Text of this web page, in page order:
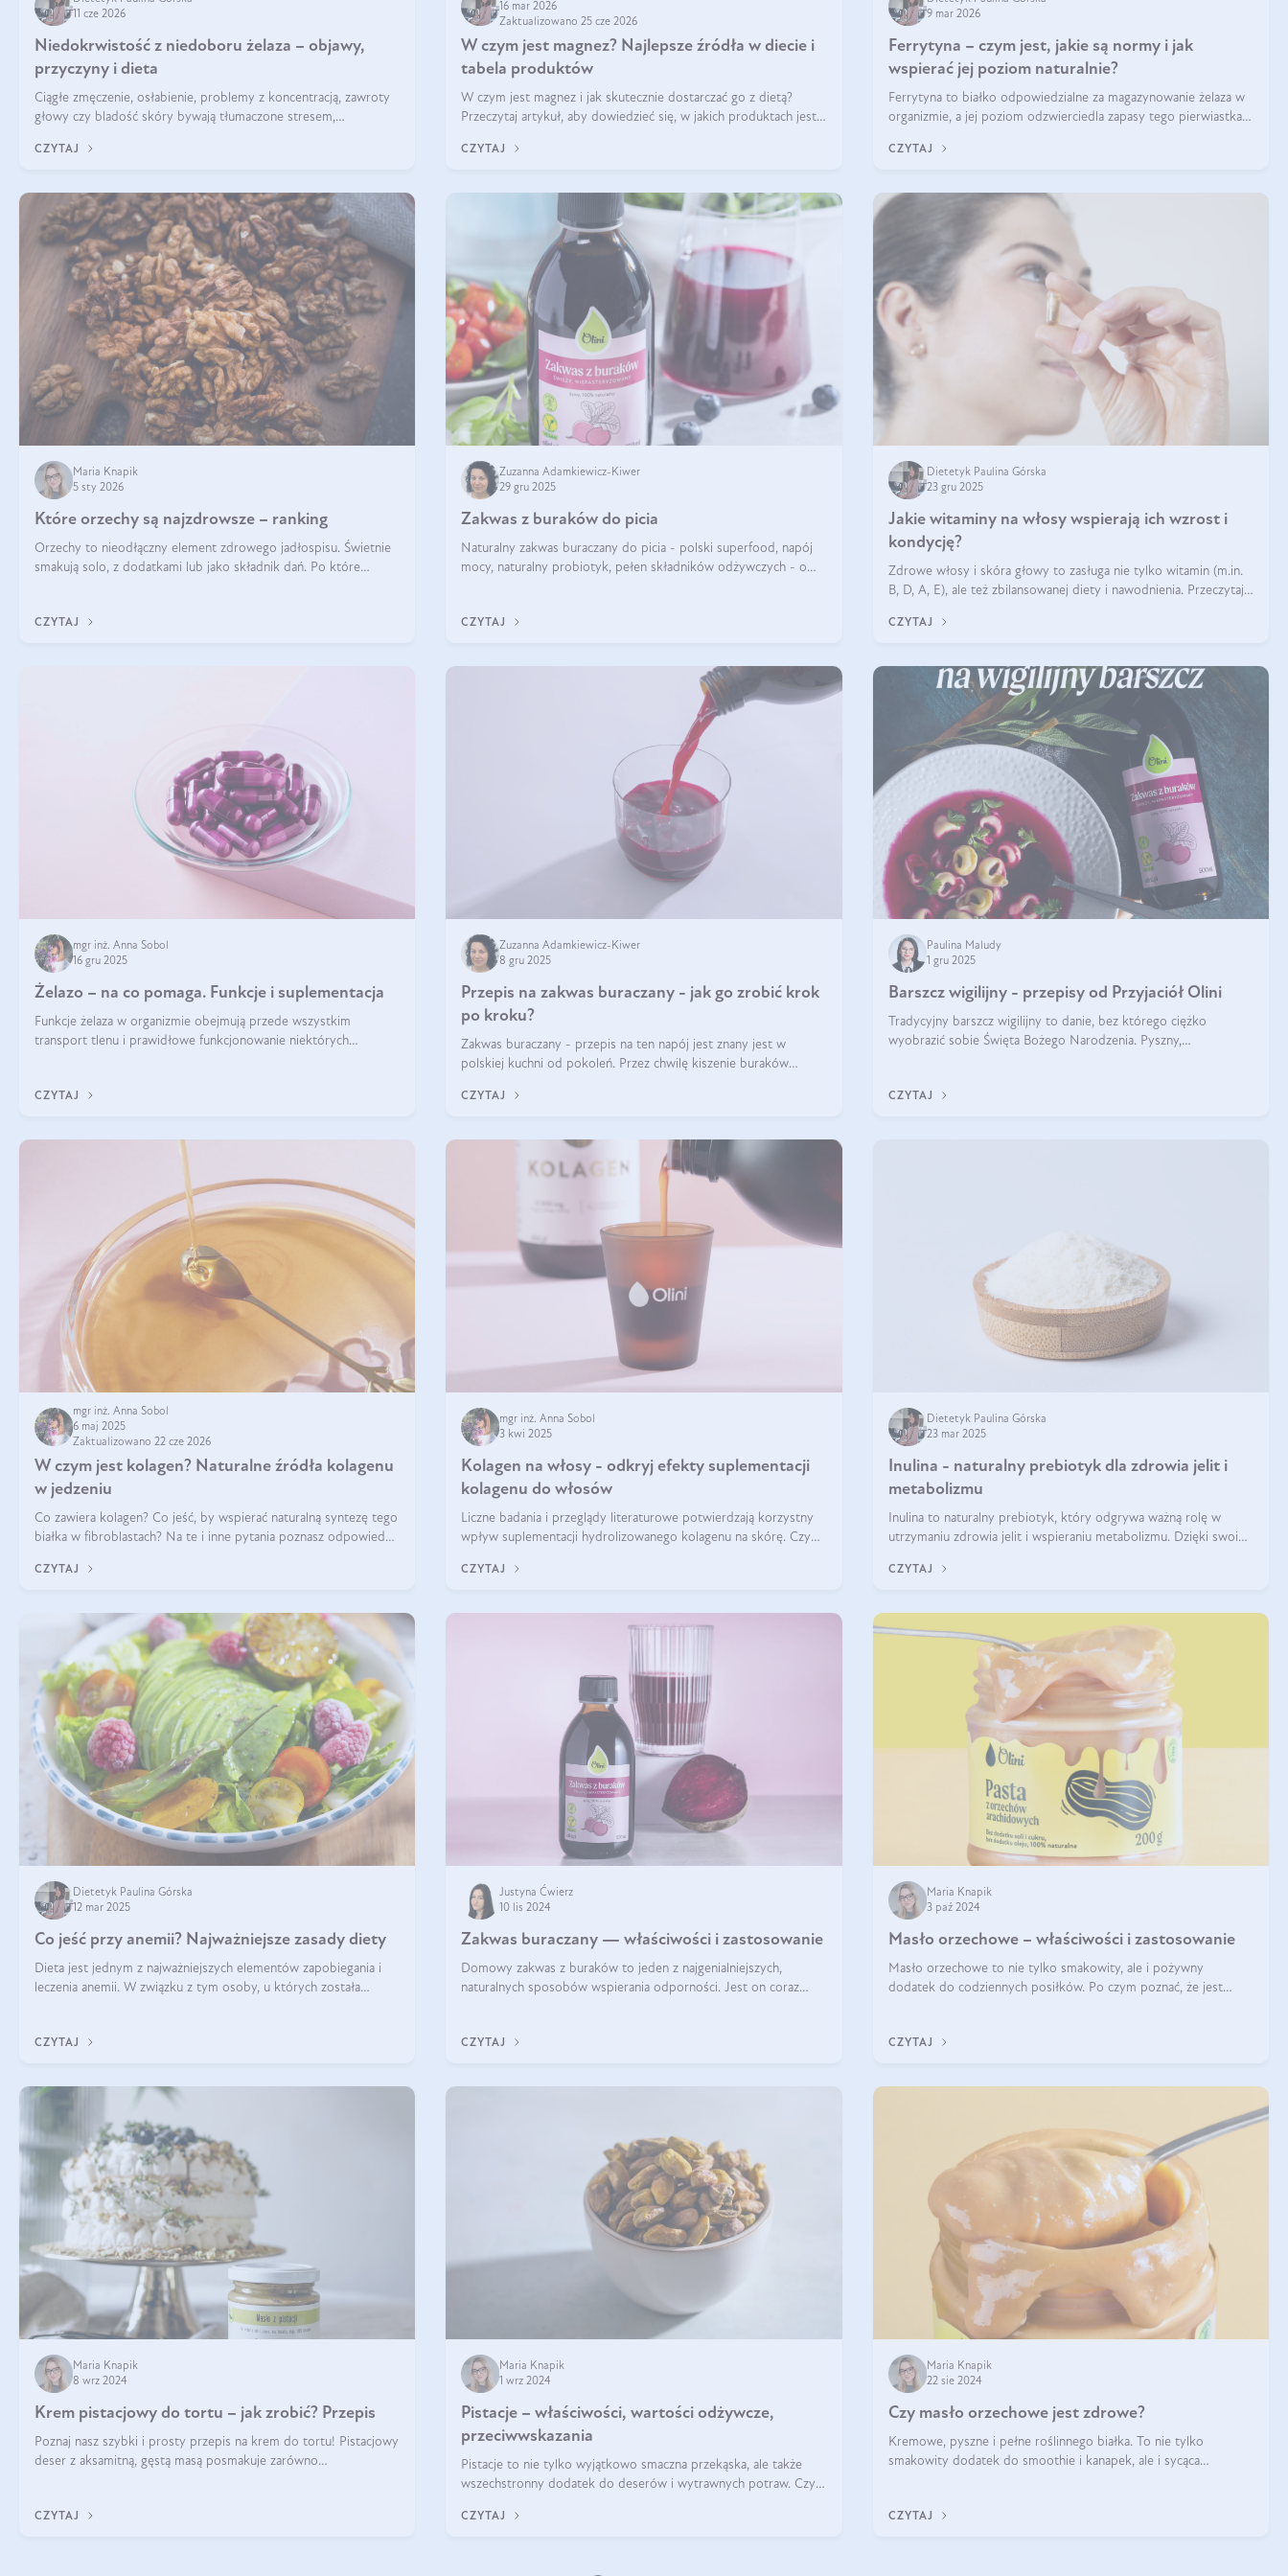
11 cze 2026
Niedokrwistość z niedoboru żelaza – objawy,
przyczyny i dieta
Ciągłe zmęczenie, osłabienie, problemy z koncentracją, zawroty
głowy czy bladość skóry bywają tłumaczone stresem,
może być niedokrwistość z niedoboru żelaza.
CZYTAJ
16 mar 2026
Zaktualizowano 25 cze 2026
W czym jest magnez? Najlepsze źródła w diecie i
tabela produktów
W czym jest magnez i jak skutecznie dostarczać go z dietą?
Przeczytaj artykuł, aby dowiedzieć się, w jakich produktach jest
CZYTAJ
9 mar 2026
Ferrytyna – czym jest, jakie są normy i jak
wspierać jej poziom naturalnie?
Ferrytyna to białko odpowiedzialne za magazynowanie żelaza w
organizmie, a jej poziom odzwierciedla zapasy tego pierwiastka.
ferrytyny daje objawy, które mogą utrudniać codzienne
CZYTAJ
Maria Knapik
5 sty 2026
Które orzechy są najzdrowsze – ranking
Orzechy to nieodłączny element zdrowego jadłospisu. Świetnie
smakują solo, z dodatkami lub jako składnik dań. Po które
CZYTAJ
Zuzanna Adamkiewicz-Kiwer
29 gru 2025
Zakwas z buraków do picia
Naturalny zakwas buraczany do picia - polski superfood, napój
mocy, naturalny probiotyk, pełen składników odżywczych - o
CZYTAJ
Dietetyk Paulina Górska
23 gru 2025
Jakie witaminy na włosy wspierają ich wzrost i
kondycję?
Zdrowe włosy i skóra głowy to zasługa nie tylko witamin (m.in.
B, D, A, E), ale też zbilansowanej diety i nawodnienia. Przeczytaj
wypadanie włosów.
CZYTAJ
mgr inż. Anna Sobol
16 gru 2025
Żelazo – na co pomaga. Funkcje i suplementacja
Funkcje żelaza w organizmie obejmują przede wszystkim
transport tlenu i prawidłowe funkcjonowanie niektórych
etapie życia.
CZYTAJ
Zuzanna Adamkiewicz-Kiwer
8 gru 2025
Przepis na zakwas buraczany - jak go zrobić krok
po kroku?
Zakwas buraczany - przepis na ten napój jest znany jest w
polskiej kuchni od pokoleń. Przez chwilę kiszenie buraków
na fali popularności na
CZYTAJ
Paulina Maludy
1 gru 2025
Barszcz wigilijny - przepisy od Przyjaciół Olini
Tradycyjny barszcz wigilijny to danie, bez którego ciężko
wyobrazić sobie Święta Bożego Narodzenia. Pyszny,
CZYTAJ
mgr inż. Anna Sobol
6 maj 2025
Zaktualizowano 22 cze 2026
W czym jest kolagen? Naturalne źródła kolagenu
w jedzeniu
Co zawiera kolagen? Co jeść, by wspierać naturalną syntezę tego
białka w fibroblastach? Na te i inne pytania poznasz odpowiedź
CZYTAJ
mgr inż. Anna Sobol
3 kwi 2025
Kolagen na włosy - odkryj efekty suplementacji
kolagenu do włosów
Liczne badania i przeglądy literaturowe potwierdzają korzystny
wpływ suplementacji hydrolizowanego kolagenu na skórę. Czy
CZYTAJ
Dietetyk Paulina Górska
23 mar 2025
Inulina - naturalny prebiotyk dla zdrowia jelit i
metabolizmu
Inulina to naturalny prebiotyk, który odgrywa ważną rolę w
utrzymaniu zdrowia jelit i wspieraniu metabolizmu. Dzięki swoim
jelitowych, co ma pozy
CZYTAJ
Dietetyk Paulina Górska
12 mar 2025
Co jeść przy anemii? Najważniejsze zasady diety
Dieta jest jednym z najważniejszych elementów zapobiegania i
leczenia anemii. W związku z tym osoby, u których została
CZYTAJ
Justyna Ćwierz
10 lis 2024
Zakwas buraczany — właściwości i zastosowanie
Domowy zakwas z buraków to jeden z najgenialniejszych,
naturalnych sposobów wspierania odporności. Jest on coraz
CZYTAJ
Maria Knapik
3 paź 2024
Masło orzechowe – właściwości i zastosowanie
Masło orzechowe to nie tylko smakowity, ale i pożywny
dodatek do codziennych posiłków. Po czym poznać, że jest
CZYTAJ
Maria Knapik
8 wrz 2024
Krem pistacjowy do tortu – jak zrobić? Przepis
Poznaj nasz szybki i prosty przepis na krem do tortu! Pistacjowy
deser z aksamitną, gęstą masą posmakuje zarówno
CZYTAJ
Maria Knapik
1 wrz 2024
Pistacje – właściwości, wartości odżywcze,
przeciwwskazania
Pistacje to nie tylko wyjątkowo smaczna przekąska, ale także
wszechstronny dodatek do deserów i wytrawnych potraw. Czy
każdy może się ni
CZYTAJ
Maria Knapik
22 sie 2024
Czy masło orzechowe jest zdrowe?
Kremowe, pyszne i pełne roślinnego białka. To nie tylko
smakowity dodatek do smoothie i kanapek, ale i sycąca
CZYTAJ